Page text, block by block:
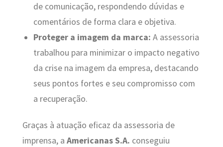
de comunicação, respondendo dúvidas e
comentários de forma clara e objetiva.
Proteger a imagem da marca: A assessoria
trabalhou para minimizar o impacto negativo
da crise na imagem da empresa, destacando
seus pontos fortes e seu compromisso com
a recuperação.
Graças à atuação eficaz da assessoria de
imprensa, a Americanas S.A. conseguiu